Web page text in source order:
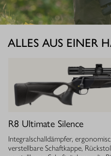
ALLES AUS EINER
R8 Ultimate Silence
Integralschalldämpfer,
verstellbare Schaftkappe,